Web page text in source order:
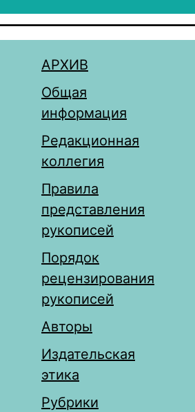
АРХИВ
Общая
информация
Редакционная
коллегия
Правила
представления
рукописей
Порядок
рецензирования
рукописей
Авторы
Издательская
этика
Рубрики